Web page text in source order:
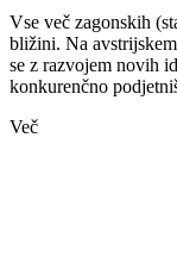
Vse več zagonskih
bližini. Na
se z razvojem novih
konkurenčno
Več